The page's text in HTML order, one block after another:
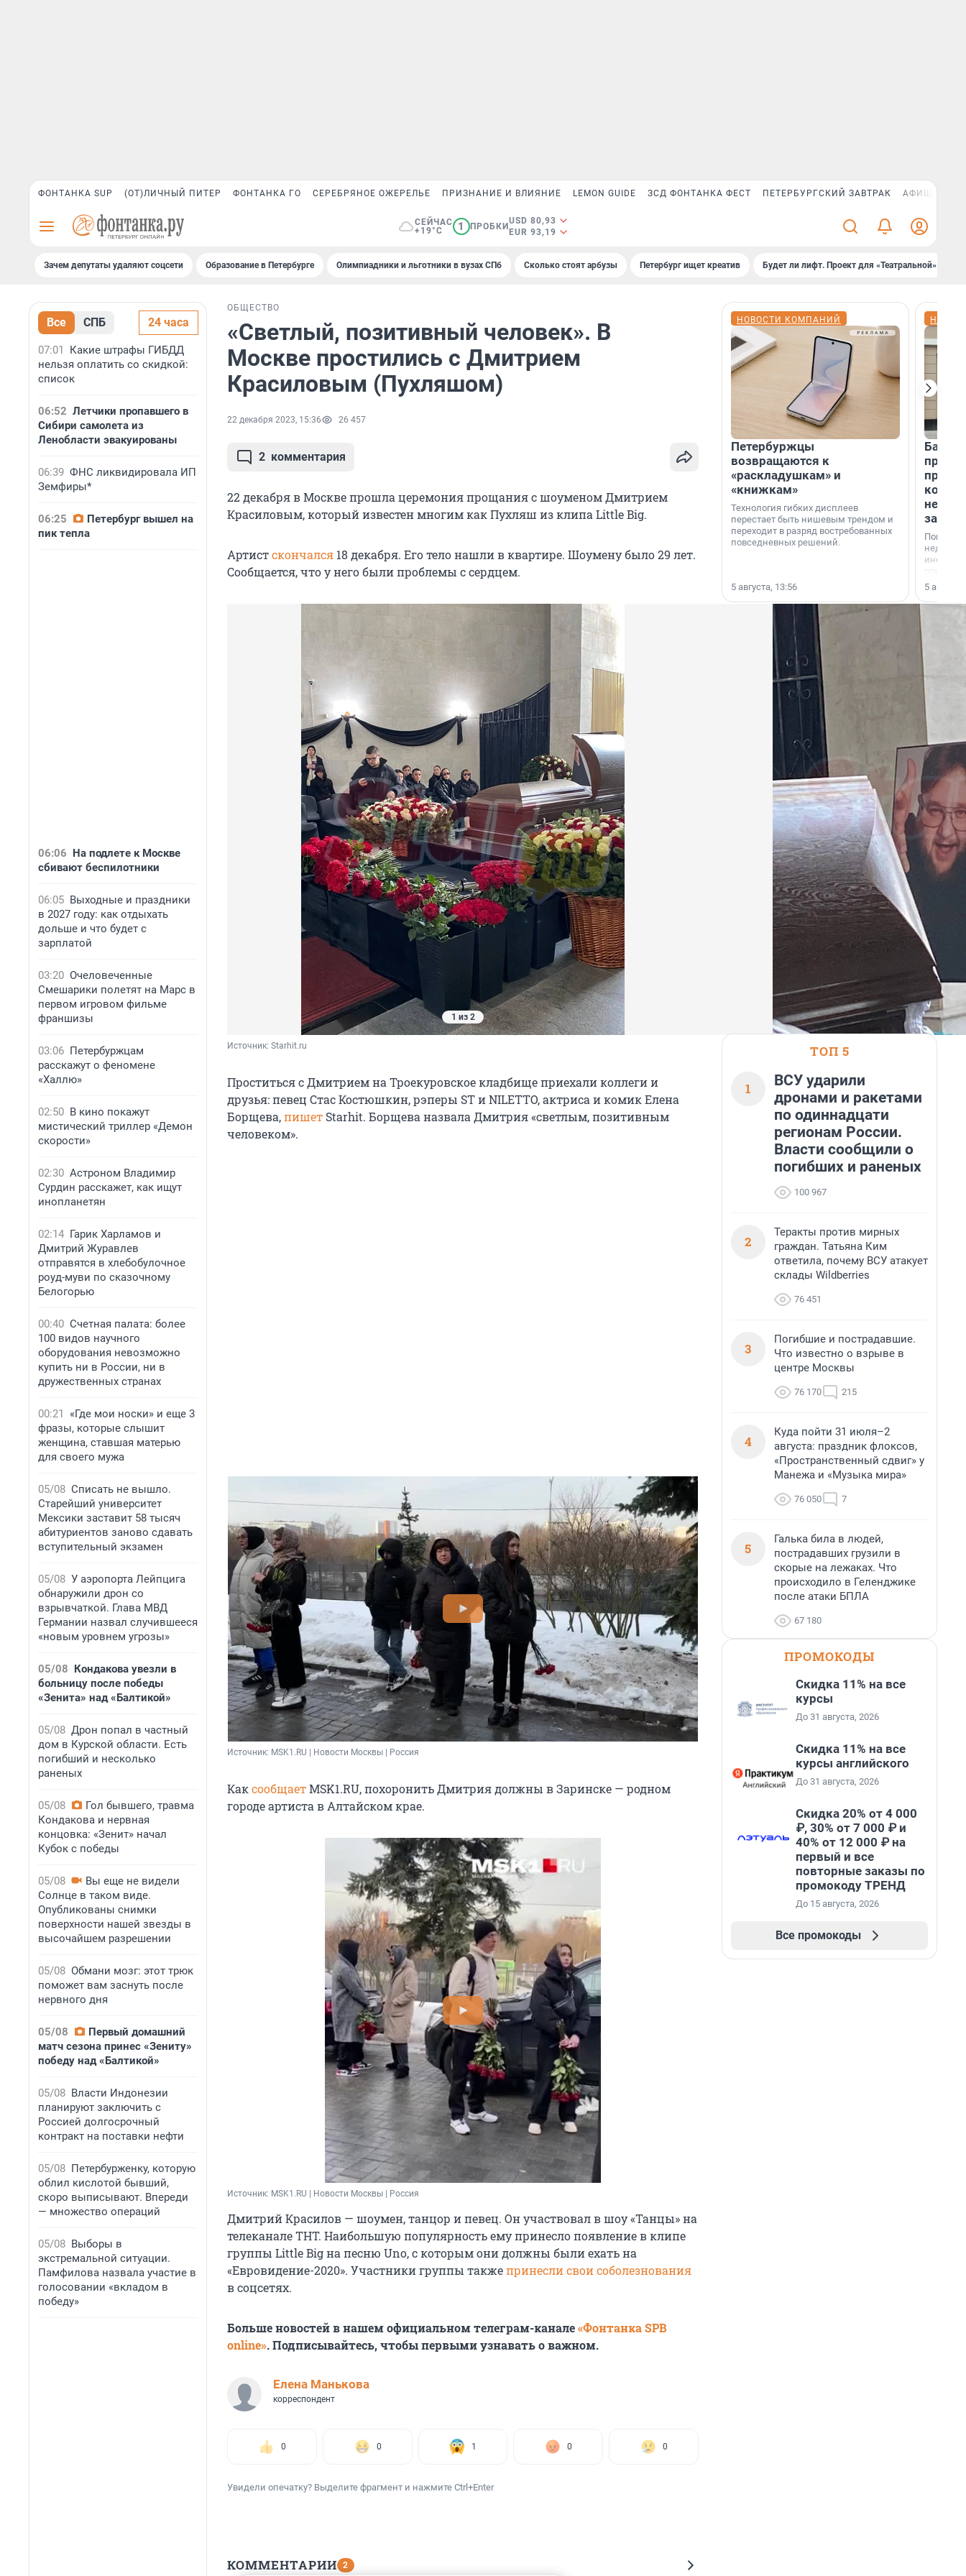
ФОНТАНКА SUP (ОТ)ЛИЧНЫЙ ПИТЕР ФОНТАНКА ГО СЕРЕБРЯНОЕ ОЖЕРЕЛЬЕ ПРИЗНАНИЕ И ВЛИЯНИЕ LEMON GUIDE ЗСД ФОНТАНКА ФЕСТ ПЕТЕРБУРГСКИЙ ЗАВТРАК АФИША PLUS
СЕЙЧАС
+19°C
1 ПРОБКИ
USD 80,93
EUR 93,19
Зачем депутаты удаляют соцсети Образование в Петербурге Олимпиадники и льготники в вузах СПб Сколько стоят арбузы Петербург ищет креатив Будет ли лифт. Проект для «Театральной»
Все СПБ 24 часа
07:01
Какие штрафы ГИБДД
нельзя оплатить со скидкой:
список
06:52 Летчики пропавшего в
Сибири самолета из
Ленобласти эвакуированы
06:39 ФНС ликвидировала ИП
Земфиры*
06:25
Петербург вышел на
пик тепла
06:06 На подлете к Москве
сбивают беспилотники
06:05 Выходные и праздники
в 2027 году: как отдыхать
дольше и что будет с
зарплатой
03:20 Очеловеченные
Смешарики полетят на Марс в
первом игровом фильме
франшизы
03:06 Петербуржцам
расскажут о феномене
«Халлю»
02:50 В кино покажут
мистический триллер «Демон
скорости»
02:30 Астроном Владимир
Сурдин расскажет, как ищут
инопланетян
02:14 Гарик Харламов и
Дмитрий Журавлев
отправятся в хлебобулочное
роуд-муви по сказочному
Белогорью
00:40 Счетная палата: более
100 видов научного
оборудования невозможно
купить ни в России, ни в
дружественных странах
00:21
«Где мои носки» и еще 3
фразы, которые слышит
женщина, ставшая матерью
для своего мужа
05/08 Списать не вышло.
Старейший университет
Мексики заставит 58 тысяч
абитуриентов заново сдавать
вступительный экзамен
05/08 У аэропорта Лейпцига
обнаружили дрон со
взрывчаткой. Глава МВД
Германии назвал случившееся
«новым уровнем угрозы»
05/08 Кондакова увезли в
больницу после победы
«Зенита» над «Балтикой»
05/08 Дрон попал в частный
дом в Курской области. Есть
погибший и несколько
раненых
05/08
Гол бывшего, травма
Кондакова и нервная
концовка: «Зенит» начал
Кубок с победы
05/08
Вы еще не видели
Солнце в таком виде.
Опубликованы снимки
поверхности нашей звезды в
высочайшем разрешении
05/08 Обмани мозг: этот трюк
поможет вам заснуть после
нервного дня
05/08
Первый домашний
матч сезона принес «Зениту»
победу над «Балтикой»
05/08 Власти Индонезии
планируют заключить с
Россией долгосрочный
контракт на поставки нефти
05/08 Петербурженку, которую
облил кислотой бывший,
скоро выписывают. Впереди
— множество операций
05/08 Выборы в
экстремальной ситуации.
Памфилова назвала участие в
голосовании «вкладом в
победу»
ОБЩЕСТВО
«Светлый, позитивный человек». В
Москве простились с Дмитрием
Красиловым (Пухляшом)
22 декабря 2023, 15:36 26 457
2 комментария
22 декабря в Москве прошла церемония прощания с шоуменом Дмитрием
Красиловым, который известен многим как Пухляш из клипа Little Big.
Артистскончался 18 декабря. Его тело нашли в квартире. Шоумену было 29 лет.
Сообщается, что у него были проблемы с сердцем.
1 из 2
Источник: Starhit.ru
Проститься с Дмитрием на Троекуровское кладбище приехали коллеги и
друзья: певец Стас Костюшкин, рэперы ST и NILETTO, актриса и комик Елена
Борщева,пишет Starhit. Борщева назвала Дмитрия «светлым, позитивным
человеком».
Источник: MSK1.RU | Новости Москвы | Россия
КаксообщаетMSK1.RU, похоронить Дмитрия должны в Заринске — родном
городе артиста в Алтайском крае.
Источник: MSK1.RU | Новости Москвы | Россия
Дмитрий Красилов — шоумен, танцор и певец. Он участвовал в шоу «Танцы» на
телеканале ТНТ. Наибольшую популярность ему принесло появление в клипе
группы Little Big на песню Uno, с которым они должны были ехать на
«Евровидение-2020». Участники группы такжепринесли свои соболезнования
в соцсетях.
Больше новостей в нашем официальном телеграм-канале«Фонтанка SPB
online». Подписывайтесь, чтобы первыми узнавать о важном.
Елена Манькова
корреспондент
0 0 1 0 0
Увидели опечатку? Выделите фрагмент и нажмите Ctrl+Enter
КОММЕНТАРИИ 2
НОВОСТИ КОМПАНИЙ
Петербуржцы
возвращаются к
«раскладушкам» и
«книжкам»
Технология гибких дисплеев
перестает быть нишевым трендом и
переходит в разряд востребованных
повседневных решений.
5 августа, 13:56
Банк
Покупка
офис,
успех
5
ТОП 5
1
ВСУ ударили
дронами и ракетами
по одиннадцати
регионам России.
Власти сообщили о
погибших и раненых
100 967
2
Теракты против мирных
граждан. Татьяна Ким
ответила, почему ВСУ атакует
склады Wildberries
76 451
3
Погибшие и пострадавшие.
Что известно о взрыве в
центре Москвы
76 170 215
4
Куда пойти 31 июля–2
августа: праздник флоксов,
«Пространственный сдвиг» у
Манежа и «Музыка мира»
76 050 7
5
Галька била в людей,
пострадавших грузили в
скорые на лежаках. Что
происходило в Геленджике
после атаки БПЛА
67 180
ПРОМОКОДЫ
Скидка 11% на все
курсы
До 31 августа, 2026
Скидка 11% на все
курсы английского
До 31 августа, 2026
Скидка 20% от 4 000
₽, 30% от 7 000 ₽ и
40% от 12 000 ₽ на
первый и все
повторные заказы по
промокоду ТРЕНД
До 15 августа, 2026
Все промокоды